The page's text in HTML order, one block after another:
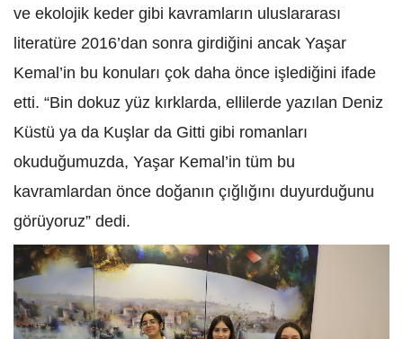
ve ekolojik keder gibi kavramların uluslararası
literatüre 2016’dan sonra girdiğini ancak Yaşar
Kemal’in bu konuları çok daha önce işlediğini ifade
etti. “Bin dokuz yüz kırklarda, ellilerde yazılan Deniz
Küstü ya da Kuşlar da Gitti gibi romanları
okuduğumuzda, Yaşar Kemal’in tüm bu
kavramlardan önce doğanın çığlığını duyurduğunu
görüyoruz” dedi.